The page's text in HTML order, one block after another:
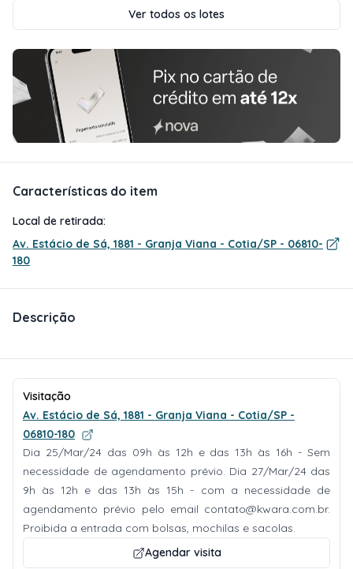
Ver todos os lotes
Características do item
Local de retirada:
Av. Estácio de Sá, 1881 - Granja Viana - Cotia/SP - 06810-
180
Descrição
Visitação
Av. Estácio de Sá, 1881 - Granja Viana - Cotia/SP -
06810-180
Dia 25/Mar/24 das 09h às 12h e das 13h às 16h - Sem
necessidade de agendamento prévio. Dia 27/Mar/24 das
9h às 12h e das 13h às 15h - com a necessidade de
agendamento prévio pelo email contato@kwara.com.br.
Proibida a entrada com bolsas, mochilas e sacolas.
Agendar visita